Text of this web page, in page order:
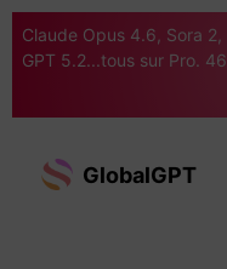
Claude Opus 4.6, Sora 2,
GPT 5.2...tous sur Pro.
GlobalGPT